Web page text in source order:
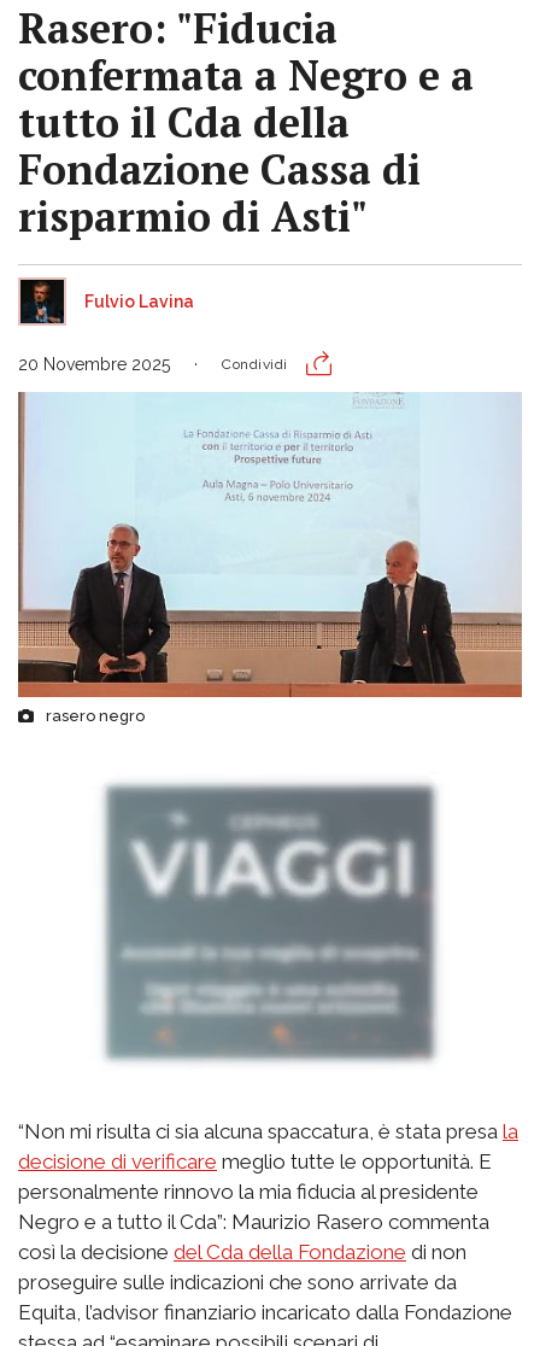
Rasero: "Fiducia
confermata a Negro e a
tutto il Cda della
Fondazione Cassa di
risparmio di Asti"
Fulvio Lavina
20 Novembre 2025 Condividi
rasero negro
“Non mi risulta ci sia alcuna spaccatura, è stata presa la
decisione di verificare meglio tutte le opportunità. E
personalmente rinnovo la mia fiducia al presidente
Negro e a tutto il Cda”: Maurizio Rasero commenta
così la decisione del Cda della Fondazione di non
proseguire sulle indicazioni che sono arrivate da
Equita, l’advisor finanziario incaricato dalla Fondazione